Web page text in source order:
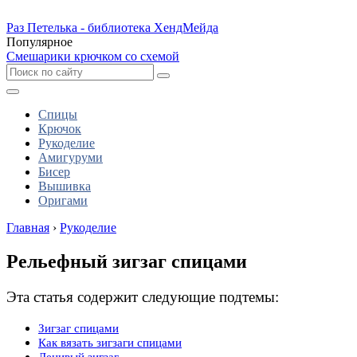
Раз Петелька - библиотека ХендМейда
Популярное
Смешарики крючком со схемой
Спицы
Крючок
Рукоделие
Амигуруми
Бисер
Вышивка
Оригами
Главная › Рукоделие
Рельефный зигзаг спицами
Эта статья содержит следующие подтемы:
Зигзаг спицами
Как вязать зигзаги спицами